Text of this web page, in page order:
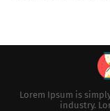
Lorem Ipsum is
industry.